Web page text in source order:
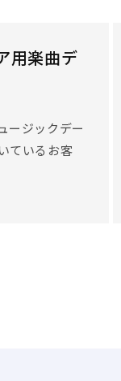
用楽曲デ
ージックデー
ているお客